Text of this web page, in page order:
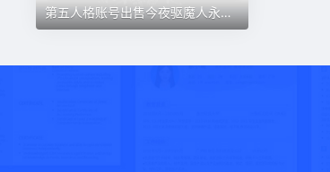
第五人格账号出售今夜驱魔人永夜富江七海珊瑚罪木十三娘瑞吉尔